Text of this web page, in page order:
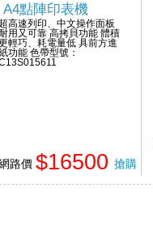
點陣印表機
超高速列印、中文操作面板
用又可靠 高拷貝功能 體積
輕巧、耗電量低 具前方進
功能 色帶型號：
路價 $16500 搶購